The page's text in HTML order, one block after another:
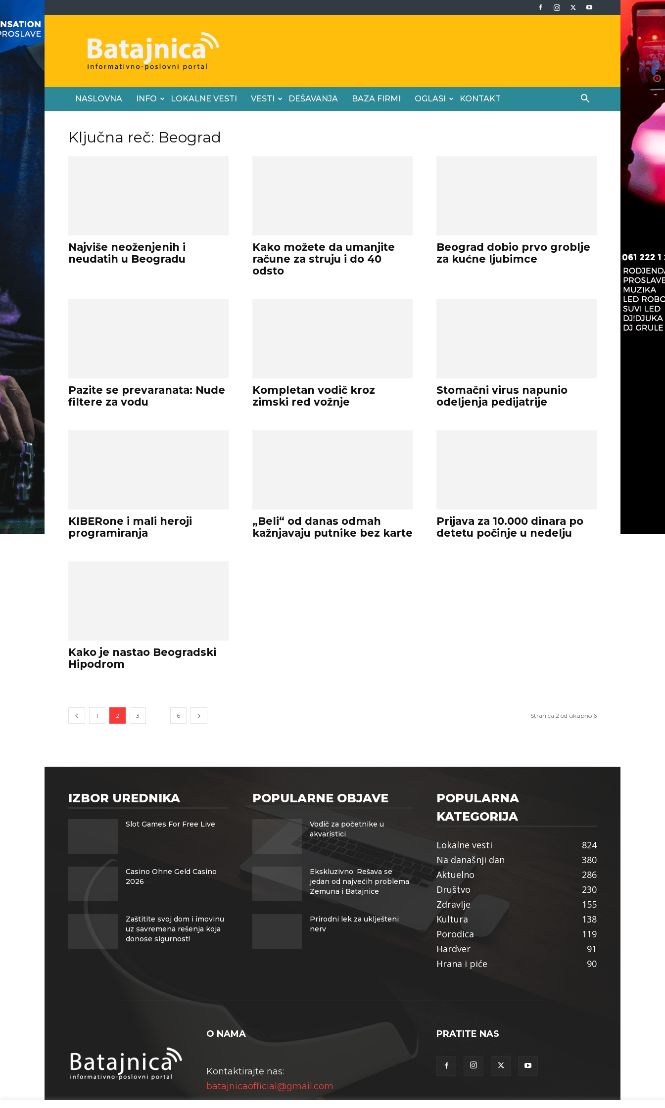
Batajnica
NASLOVNA INFO LOKALNE VESTI VESTI DEŠAVANJA BAZA FIRMI OGLASI KONTAKT
Ključna reč: Beograd
Najviše neoženjenih i
neudatih u Beogradu
Kako možete da umanjite
račune za struju i do 40
odsto
Beograd dobio prvo groblje
za kućne ljubimce
Pazite se prevaranata: Nude
filtere za vodu
Kompletan vodič kroz
zimski red vožnje
Stomačni virus napunio
odeljenja pedijatrije
KIBERone i mali heroji
programiranja
„Beli“ od danas odmah
kažnjavaju putnike bez karte
Prijava za 10.000 dinara po
detetu počinje u nedelju
Kako je nastao Beogradski
Hipodrom
1 2 3 ... 6 Stranica 2 od ukupno 6
IZBOR UREDNIKA
Slot Games For Free Live
Casino Ohne Geld Casino
2026
Zaštitite svoj dom i imovinu
uz savremena rešenja koja
donose sigurnost!
POPULARNE OBJAVE
Vodič za početnike u
akvaristici
Ekskluzivno: Rešava se
jedan od najvećih problema
Zemuna i Batajnice
Prirodni lek za uklješteni
nerv
POPULARNA
KATEGORIJA
Lokalne vesti
824
Na današnji dan
380
Aktuelno
286
Društvo
230
Zdravlje
155
Kultura
138
Porodica
119
Hardver
91
Hrana i piće
90
O NAMA
Kontaktirajte nas:
batajnicaofficial@gmail.com
PRATITE NAS